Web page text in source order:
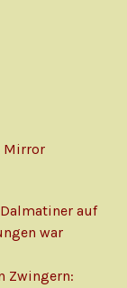
Mirror
auf
war
Zwingern: